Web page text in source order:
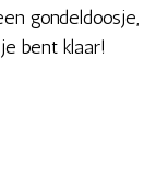
gondeldoosje,
bent klaar!